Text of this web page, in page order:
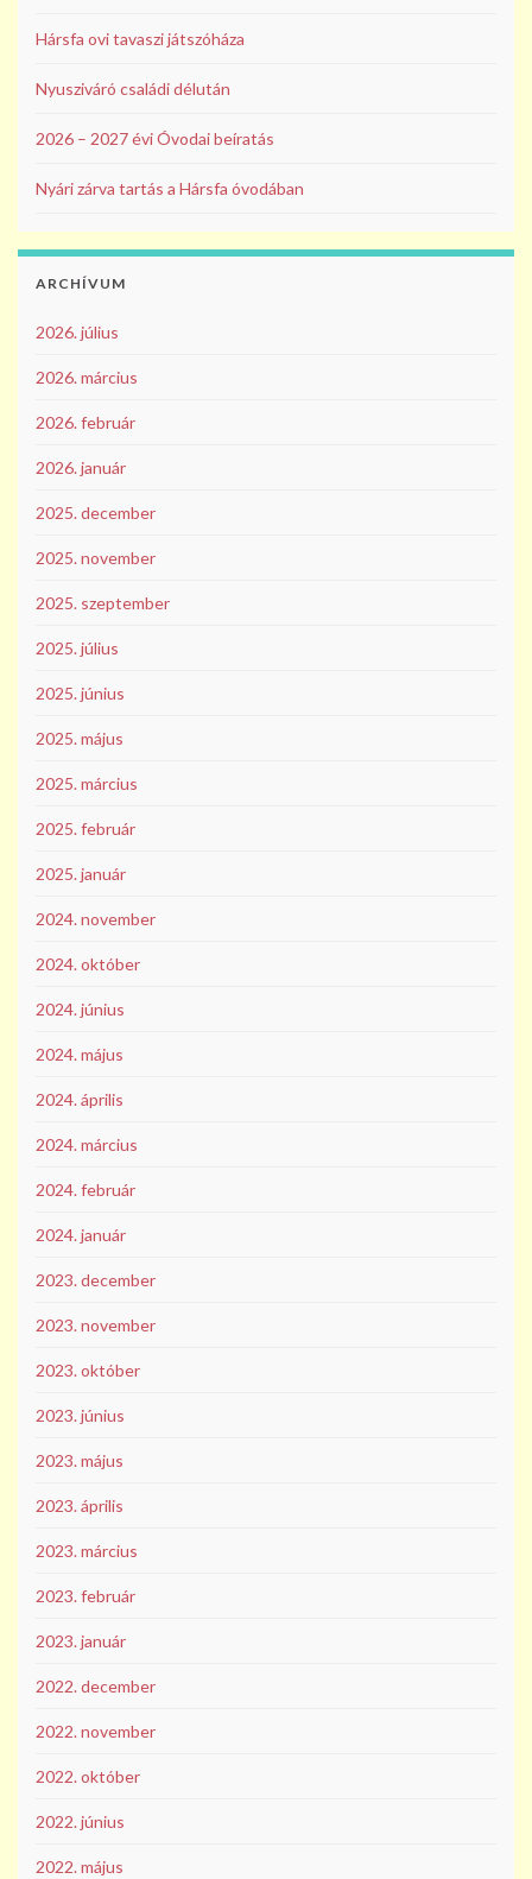
Hársfa ovi tavaszi játszóháza
Nyusziváró családi délután
2026 – 2027 évi Óvodai beíratás
Nyári zárva tartás a Hársfa óvodában
ARCHÍVUM
2026. július
2026. március
2026. február
2026. január
2025. december
2025. november
2025. szeptember
2025. július
2025. június
2025. május
2025. március
2025. február
2025. január
2024. november
2024. október
2024. június
2024. május
2024. április
2024. március
2024. február
2024. január
2023. december
2023. november
2023. október
2023. június
2023. május
2023. április
2023. március
2023. február
2023. január
2022. december
2022. november
2022. október
2022. június
2022. május